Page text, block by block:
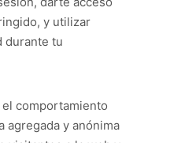
y utilizar
durante tu
comportamiento
agregada y anónima